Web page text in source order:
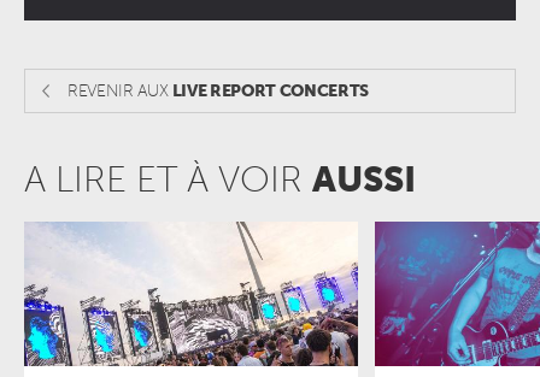
REVENIR AUX LIVE REPORT CONCERTS
A LIRE ET À VOIR AUSSI